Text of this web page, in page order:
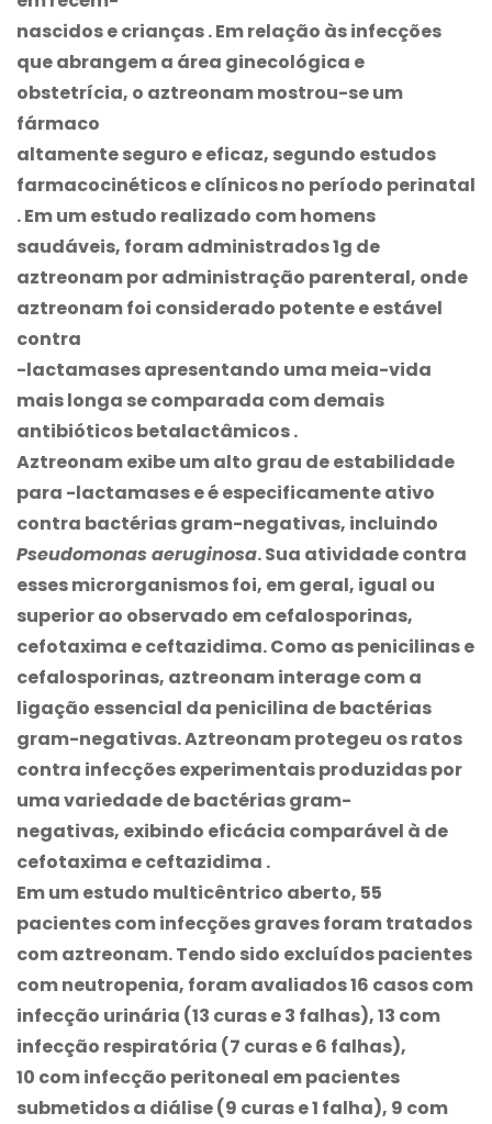
nascidos e crianças . Em relação às infecções
que abrangem a área ginecológica e
obstetrícia, o aztreonam mostrou-se um
fármaco
altamente seguro e eficaz, segundo estudos
farmacocinéticos e clínicos no período perinatal
. Em um estudo realizado com homens
saudáveis, foram administrados 1g de
aztreonam por administração parenteral, onde
aztreonam foi considerado potente e estável
contra
-lactamases apresentando uma meia-vida
mais longa se comparada com demais
antibióticos betalactâmicos .
Aztreonam exibe um alto grau de estabilidade
para -lactamases e é especificamente ativo
contra bactérias gram-negativas, incluindo
Pseudomonas aeruginosa. Sua atividade contra
esses microrganismos foi, em geral, igual ou
superior ao observado em cefalosporinas,
cefotaxima e ceftazidima. Como as penicilinas e
cefalosporinas, aztreonam interage com a
ligação essencial da penicilina de bactérias
gram-negativas. Aztreonam protegeu os ratos
contra infecções experimentais produzidas por
uma variedade de bactérias gram-
negativas, exibindo eficácia comparável à de
cefotaxima e ceftazidima .
Em um estudo multicêntrico aberto, 55
pacientes com infecções graves foram tratados
com aztreonam. Tendo sido excluídos pacientes
com neutropenia, foram avaliados 16 casos com
infecção urinária (13 curas e 3 falhas), 13 com
infecção respiratória (7 curas e 6 falhas),
10 com infecção peritoneal em pacientes
submetidos a diálise (9 curas e 1 falha), 9 com